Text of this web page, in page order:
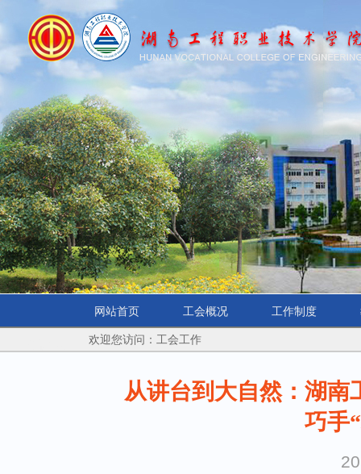
网站首页 工会概况 工作制度
欢迎您访问：工会工作
从讲台到大自然：湖南
巧手